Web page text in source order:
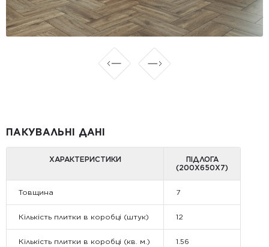
ПАКУВАЛЬНІ ДАНІ
ХАРАКТЕРИСТИКИ
ПІДЛОГА
(200Х650X7)
Товщина 7
Кількість плитки в коробці (штук) 12
Кількість плитки в коробці (кв. м.) 1.56